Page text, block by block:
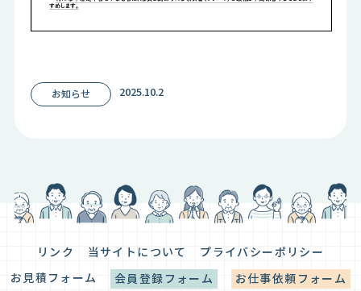
お知らせ 2025.10.2
リンク 当サイトについて
プライバシーポリシー
お見積フォーム
会員登録フォーム お仕事依頼フォーム